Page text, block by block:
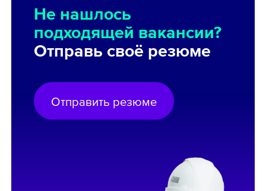
Не нашлось
подходящей вакансии?
Отправь своё резюме
Отправить резюме